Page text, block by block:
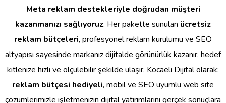
Meta reklam destekleriyle doğrudan müşteri
kazanmanızı sağlıyoruz. Her pakette sunulan ücretsiz
reklam bütçeleri, profesyonel reklam kurulumu ve SEO
altyapısı sayesinde markanız dijitalde görünürlük kazanır, hedef
kitlenize hızlı ve ölçülebilir şekilde ulaşır. Kocaeli Dijital olarak;
reklam bütçesi hediyeli, mobil ve SEO uyumlu web site
çözümlerimizle işletmenizin dijital yatırımlarını gerçek sonuçlara